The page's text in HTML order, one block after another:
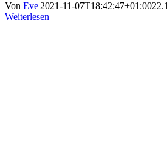
Von Eve|2021-11-07T18:42:47+01:00
Weiterlesen